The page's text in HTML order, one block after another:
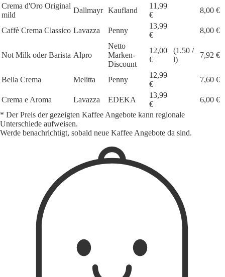
Crema d'Oro Original
mild
Dallmayr Kaufland
11,99
€
8,00 €
Caffè Crema Classico Lavazza Penny
13,99
€
8,00 €
Not Milk oder Barista Alpro
Netto
Marken-
Discount
12,00
€
(1.50 /
l)
7,92 €
Bella Crema Melitta Penny
12,99
€
7,60 €
Crema e Aroma Lavazza EDEKA
13,99
€
6,00 €
* Der Preis der gezeigten Kaffee Angebote kann regionale
Unterschiede aufweisen.
Werde benachrichtigt, sobald neue Kaffee Angebote da sind.